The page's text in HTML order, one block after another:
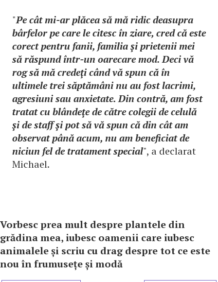
"Pe cât mi-ar plăcea să mă ridic deasupra
bârfelor pe care le citesc în ziare, cred că este
corect pentru fanii, familia şi prietenii mei
să răspund într-un oarecare mod. Deci vă
rog să mă credeţi când vă spun că în
ultimele trei săptămâni nu au fost lacrimi,
agresiuni sau anxietate. Din contră, am fost
tratat cu blândeţe de către colegii de celulă
şi de staff şi pot să vă spun că din cât am
observat până acum, nu am beneficiat de
niciun fel de tratament special", a declarat
Michael.
Vorbesc prea mult despre plantele din
grădina mea, iubesc oamenii care iubesc
animalele și scriu cu drag despre tot ce este
nou în frumusețe și modă